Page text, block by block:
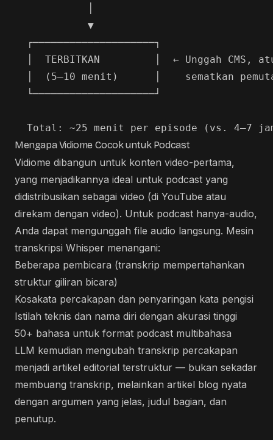
            ▼
  ┌────────────────────┐
│  TERBITKAN         │  ← Unggah CMS,
│  (5–10 menit)      │    sematkan
  └────────────────────┘
Mengapa Vidiome Cocok untuk Podcast
Vidiome dibangun untuk konten video-pertama,
yang menjadikannya ideal untuk podcast yang
didistribusikan sebagai video (di YouTube atau
direkam dengan video). Untuk podcast hanya-audio,
Anda dapat mengunggah file audio langsung. Mesin
transkripsi Whisper menangani:
Beberapa pembicara (transkrip mempertahankan
struktur giliran bicara)
Kosakata percakapan dan penyaringan kata pengisi
Istilah teknis dan nama diri dengan akurasi tinggi
50+ bahasa untuk format podcast multibahasa
LLM kemudian mengubah transkrip percakapan
menjadi artikel editorial terstruktur — bukan sekadar
membuang transkrip, melainkan artikel blog nyata
dengan argumen yang jelas, judul bagian, dan
penutup.